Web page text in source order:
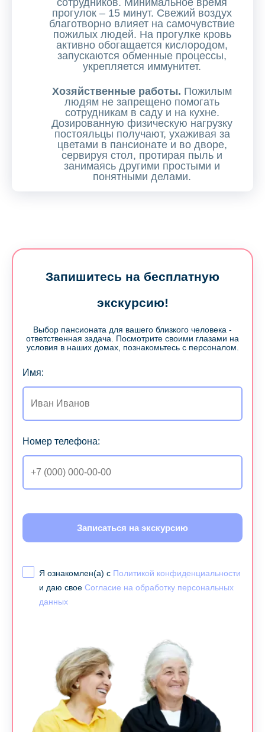
сотрудников. Минимальное время
прогулок – 15 минут. Свежий воздух
благотворно влияет на самочувствие
пожилых людей. На прогулке кровь
активно обогащается кислородом,
запускаются обменные процессы,
укрепляется иммунитет.
Хозяйственные работы. Пожилым
людям не запрещено помогать
сотрудникам в саду и на кухне.
Дозированную физическую нагрузку
постояльцы получают, ухаживая за
цветами в пансионате и во дворе,
сервируя стол, протирая пыль и
занимаясь другими простыми и
понятными делами.
Запишитесь на бесплатную
экскурсию!
Выбор пансионата для вашего близкого человека -
ответственная задача. Посмотрите своими глазами на
условия в наших домах, познакомьтесь с персоналом.
Имя:
Номер телефона:
Записаться на экскурсию
Я ознакомлен(а) с Политикой конфиденциальности
и даю свое Согласие на обработку персональных
данных